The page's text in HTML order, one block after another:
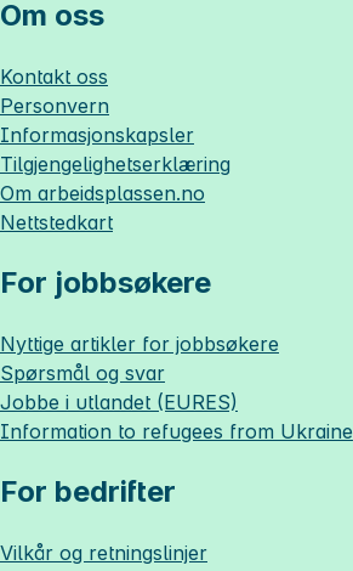
Om oss
Kontakt oss
Personvern
Informasjonskapsler
Tilgjengelighetserklæring
Om arbeidsplassen.no
Nettstedkart
For jobbsøkere
Nyttige artikler for jobbsøkere
Spørsmål og svar
Jobbe i utlandet (EURES)
Information to refugees from Ukraine
For bedrifter
Vilkår og retningslinjer